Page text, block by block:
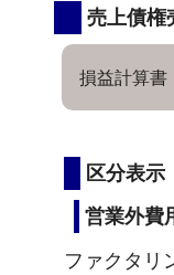
売上債権
損益計算書
区分表示
営業外費
ファクタリ